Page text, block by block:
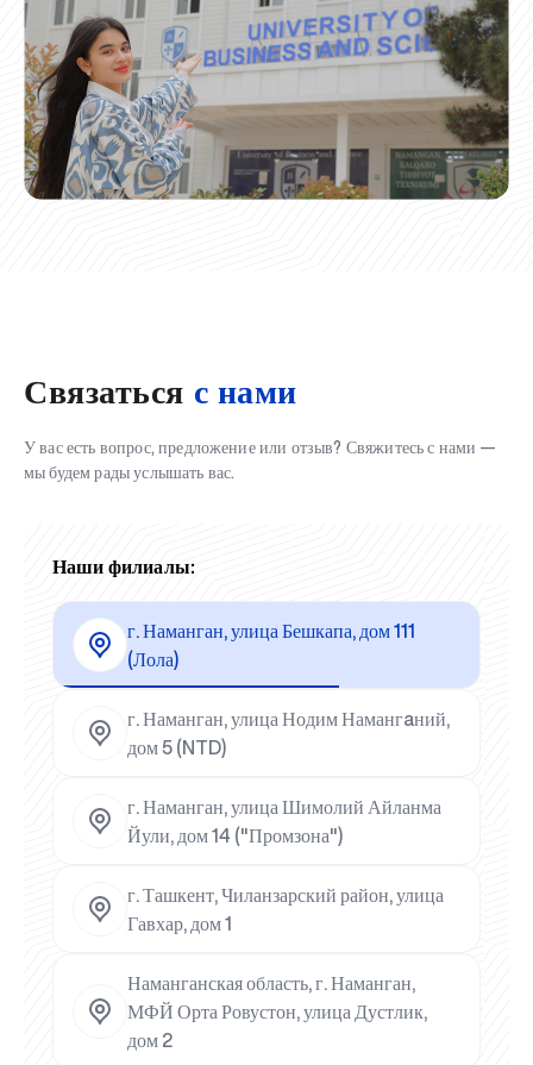
Связаться с нами
У вас есть вопрос, предложение или отзыв? Свяжитесь с нами —
мы будем рады услышать вас.
Наши филиалы:
г. Наманган, улица Бешкапа, дом 111
(Лола)
г. Наманган, улица Нодим Намангaний,
дом 5 (NTD)
г. Наманган, улица Шимолий Айланма
Йули, дом 14 ("Промзона")
г. Ташкент, Чиланзарский район, улица
Гавхар, дом 1
Наманганская область, г. Наманган,
МФЙ Орта Ровустон, улица Дустлик,
дом 2